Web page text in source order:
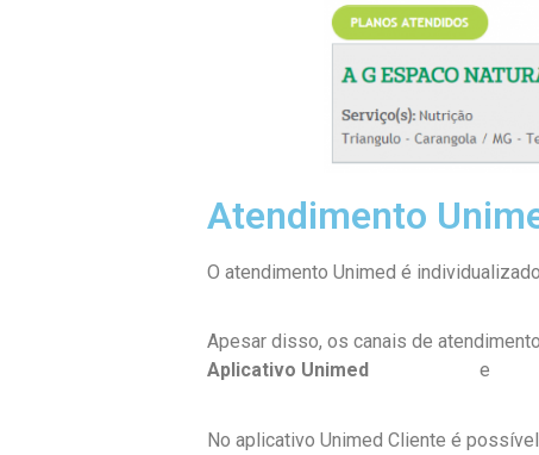
Atendimento
O atendimento Unimed é
Apesar disso, os canais de
Aplicativo Unimed
e
No aplicativo Unimed Cliente é